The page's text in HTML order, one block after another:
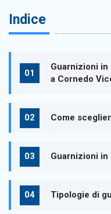
Indice
Guarnizioni
a Cornedo
Come
Guarnizioni
Tipologie di